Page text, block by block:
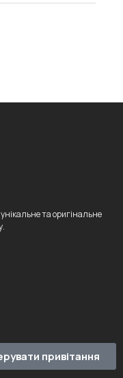
та оригінальне
привітання